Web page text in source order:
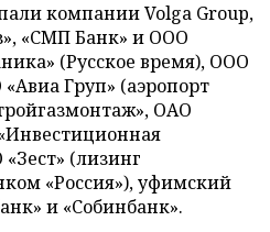
компании Volga Group,
«СМП Банк» и ООО
(Русское время), ООО
Груп» (аэропорт
ОАО
(лизинг
«Россия»), уфимский
и «Собинбанк».